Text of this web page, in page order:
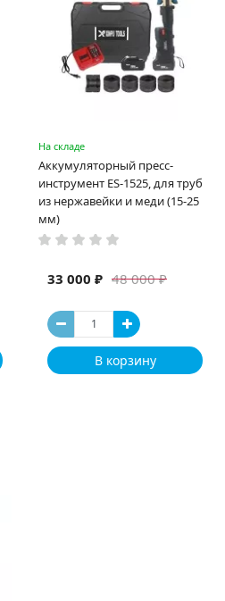
На складе
Аккумуляторный пресс-
инструмент ES-1525, для труб
из нержавейки и меди (15-25
мм)
48 000 ₽
33 000 ₽
В корзину